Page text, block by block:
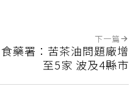
下一篇
食藥署：苦茶油問題廠增
至5家 波及4縣市